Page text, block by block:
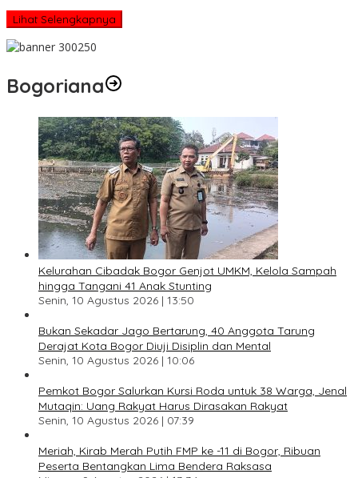
Lihat Selengkapnya
Bogoriana
Kelurahan Cibadak Bogor Genjot UMKM, Kelola Sampah
hingga Tangani 41 Anak Stunting
Senin, 10 Agustus 2026 | 13:50
Bukan Sekadar Jago Bertarung, 40 Anggota Tarung
Derajat Kota Bogor Diuji Disiplin dan Mental
Senin, 10 Agustus 2026 | 10:06
Pemkot Bogor Salurkan Kursi Roda untuk 38 Warga, Jenal
Mutaqin: Uang Rakyat Harus Dirasakan Rakyat
Senin, 10 Agustus 2026 | 07:39
Meriah, Kirab Merah Putih FMP ke -11 di Bogor, Ribuan
Peserta Bentangkan Lima Bendera Raksasa